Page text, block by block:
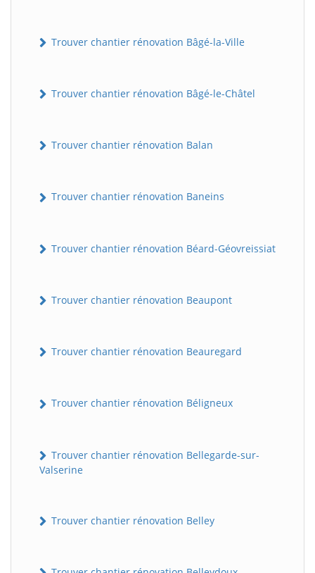
Trouver chantier rénovation Bâgé-la-Ville
Trouver chantier rénovation Bâgé-le-Châtel
Trouver chantier rénovation Balan
Trouver chantier rénovation Baneins
Trouver chantier rénovation Béard-Géovreissiat
Trouver chantier rénovation Beaupont
Trouver chantier rénovation Beauregard
Trouver chantier rénovation Béligneux
Trouver chantier rénovation Bellegarde-sur-
Valserine
Trouver chantier rénovation Belley